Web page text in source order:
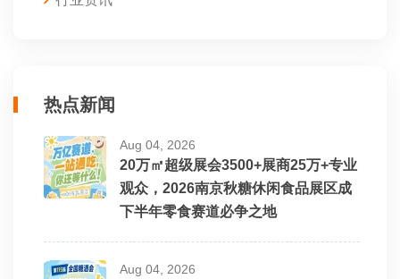
热点新闻
Aug 04, 2026
20万㎡超级展会3500+展商25万+专业
观众，2026南京秋糖休闲食品展区成
下半年零食赛道必争之地
Aug 04, 2026